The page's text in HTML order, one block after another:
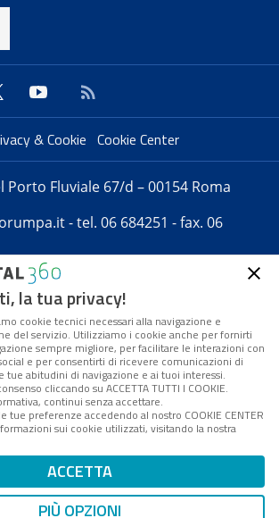
& Cookie Cookie Center
Porto Fluviale 67/d – 00154 Roma
- tel. 06 684251 - fax. 06
pubblicazione telematica iscritta
della stampa del Tribunale di Roma -
maggio 2008 - Direttore resp. Michela
Stentella
è società soggetta a Direzione e
parte di Digital360 S.p.A. - FPA s.r.l.
per il sistema di management
IVA n. 10693191008 - R.E.A. Roma
n. 1249791. ISP AWS
Mappa del sito
la tua privacy!
cookie tecnici necessari alla navigazione e
del servizio. Utilizziamo i cookie anche per fornirti
sempre migliore, per facilitare le interazioni con
e per consentirti di ricevere comunicazioni di
tue abitudini di navigazione e ai tuoi interessi.
cliccando su ACCETTA TUTTI I COOKIE.
continui senza accettare.
tue preferenze accedendo al nostro COOKIE CENTER
sui cookie utilizzati, visitando la nostra
ACCETTA
PIÙ OPZIONI